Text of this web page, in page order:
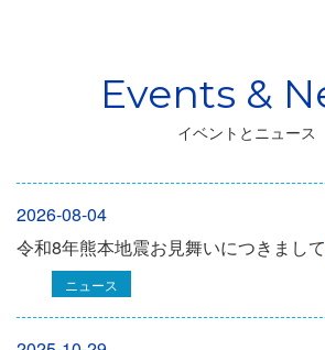
イベントとニュース
2026-08-04
令和8年熊本地震お見舞いにつきまして
ニュース